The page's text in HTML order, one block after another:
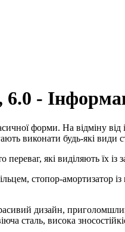
-
форми. На відміну від
виконати будь-які
які виділяють їх
стопор-амортизатор
дизайн,
сталь, висока